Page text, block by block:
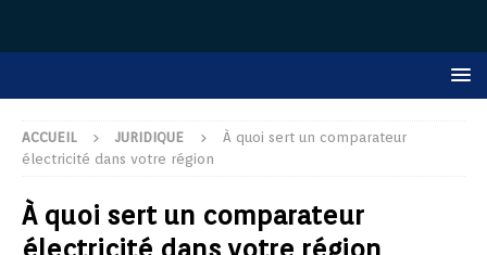
ACCUEIL JURIDIQUE
À quoi sert un comparateur
électricité dans votre région
À quoi sert un comparateur